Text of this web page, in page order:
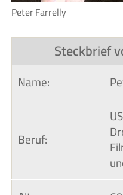
Peter Farrelly
Steckbrief
Name:
Beruf: